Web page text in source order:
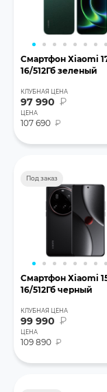
Смартфон Хiaomi
16/512Гб зеленый
КЛУБНАЯ ЦЕНА
97 990 ₽
ЦЕНА
107 690 ₽
Под заказ
Смартфон Хiaomi
16/512Гб черный
КЛУБНАЯ ЦЕНА
99 990 ₽
ЦЕНА
109 890 ₽